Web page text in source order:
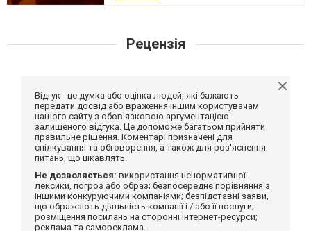
Рецензія
Відгук - це думка або оцінка людей, які бажають
передати досвід або враження іншим користувачам
нашого сайту з обов'язковою аргументацією
залишеного відгука. Це допоможе багатьом прийняти
правильне рішення. Коментарі призначені для
спілкування та обговорення, а також для роз'яснення
питань, що цікавлять.
Не дозволяється: використання ненормативної
лексики, погроз або образ; безпосереднє порівняння з
іншими конкуруючими компаніями; безпідставні заяви,
що ображають діяльність компанії і / або її послуги;
розміщення посилань на сторонні інтернет-ресурси;
реклама та самореклама.